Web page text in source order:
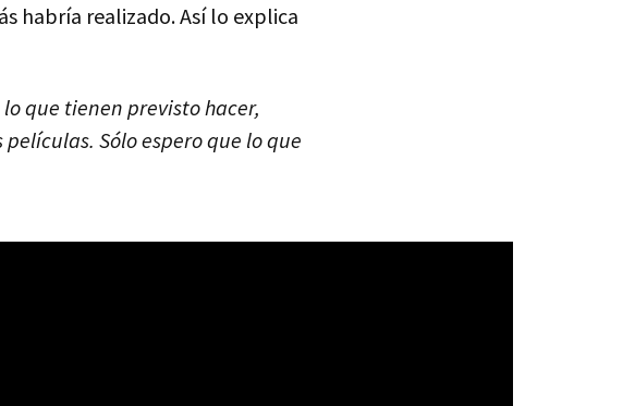
habría realizado. Así lo explica
que tienen previsto hacer,
Sólo espero que lo que